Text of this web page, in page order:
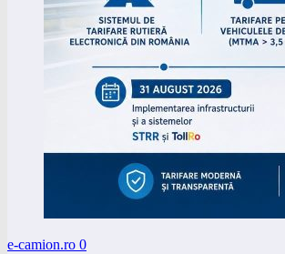
e-camion.ro 0